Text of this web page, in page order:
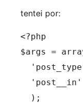
tentei por:
<?php
$args =
  );